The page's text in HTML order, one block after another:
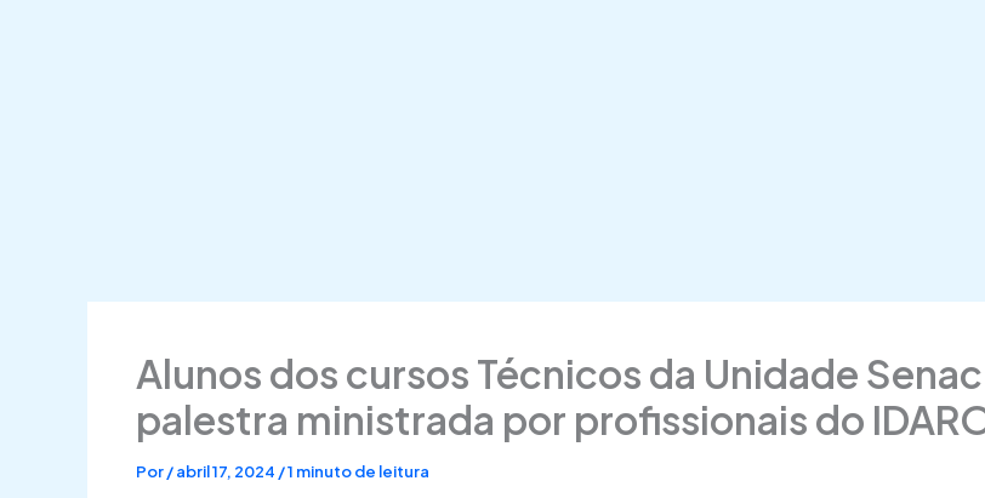
Alunos dos cursos Técnicos da Unidade
palestra ministrada por profissionais do
Por/abril 17, 2024 /1 minuto de leitura